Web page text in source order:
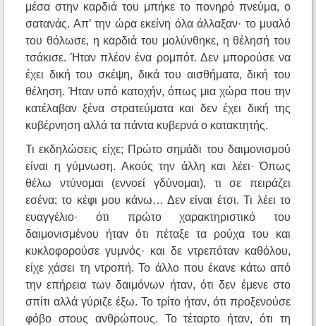
μέσα στην καρδιά του μπήκε το πονηρό πνεύμα, ο
σατανάς. Απ’ την ώρα εκείνη όλα άλλαξαν· το μυαλό
του θόλωσε, η καρδιά του μολύνθηκε, η θέλησή του
τσάκισε. Ήταν πλέον ένα ρομπότ. Δεν μπορούσε να
έχει δική του σκέψη, δικά του αισθήματα, δική του
θέληση. Ήταν υπό κατοχήν, όπως μια χώρα που την
κατέλαβαν ξένα στρατεύματα και δεν έχει δική της
κυβέρνηση αλλά τα πάντα κυβερνά ο κατακτητής.
Τι εκδηλώσεις είχε; Πρώτο σημάδι του δαιμονισμού
είναι η γύμνωση. Ακούς την άλλη και λέει· Όπως
θέλω ντύνομαι (εννοεί γδύνομαι), τι σε πειράζει
εσένα; το κέφι μου κάνω… Δεν είναι έτσι. Τι λέει το
ευαγγέλιο· ότι πρώτο χαρακτηριστικό του
δαιμονισμένου ήταν ότι πέταξε τα ρούχα του και
κυκλοφορούσε γυμνός· και δε ντρεπόταν καθόλου,
είχε χάσει τη ντροπή. Το άλλο που έκανε κάτω από
την επήρεια των δαιμόνων ήταν, ότι δεν έμενε στο
σπίτι αλλά γύριζε έξω. Το τρίτο ήταν, ότι προξενούσε
φόβο στους ανθρώπους. Το τέταρτο ήταν, ότι τη